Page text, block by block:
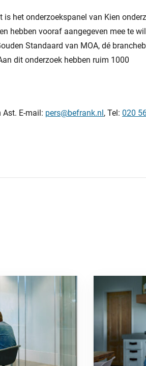
het onderzoekspanel van Kien
hebben vooraf aangegeven mee te
Standaard van MOA, dé
dit onderzoek hebben ruim 1000
E-mail: pers@befrank.nl, Tel: 020
naar het nieuwe pensioenstelsel
Ga naar